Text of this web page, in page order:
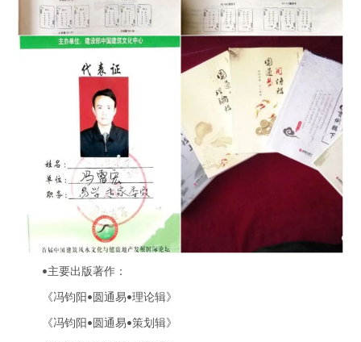
•主要出版著作：
《冯钧阳 • 圆通易•理论辑》
《冯钧阳 • 圆通易•策划辑》